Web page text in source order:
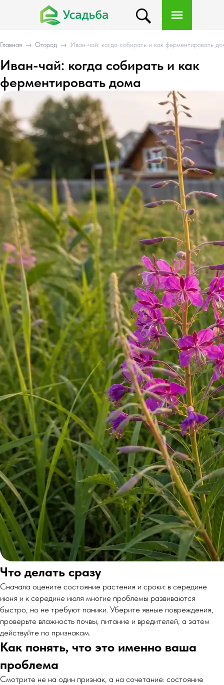
Главная → Огород → Иван-чай: когда собирать и как ферментировать
Иван-чай: когда собирать и как
ферментировать дома
Что делать сразу
Сначала оцените состояние растения и сроки: в середине
июня и к середине июля многие проблемы развиваются
быстро, но не требуют паники. Уберите явные повреждения,
проверьте влажность почвы, питание и вредителей, а затем
действуйте по признакам.
Как понять, что это именно ваша
проблема
Смотрите не на один признак, а на сочетание: состояние